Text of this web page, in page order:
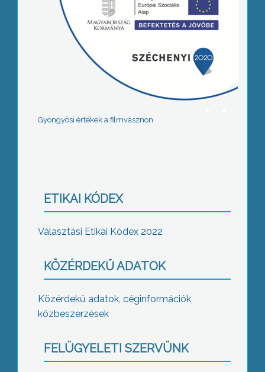
Gyöngyösi értékek a filmvásznon
ETIKAI KÓDEX
Választási Etikai Kódex 2022
KÖZÉRDEKŰ ADATOK
Közérdekű adatok, céginformációk,
közbeszerzések
FELÜGYELETI SZERVÜNK